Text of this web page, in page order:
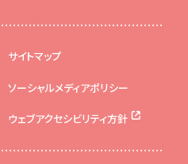
サイトマップ
ソーシャルメディアポリシー
ウェブアクセシビリティ方針